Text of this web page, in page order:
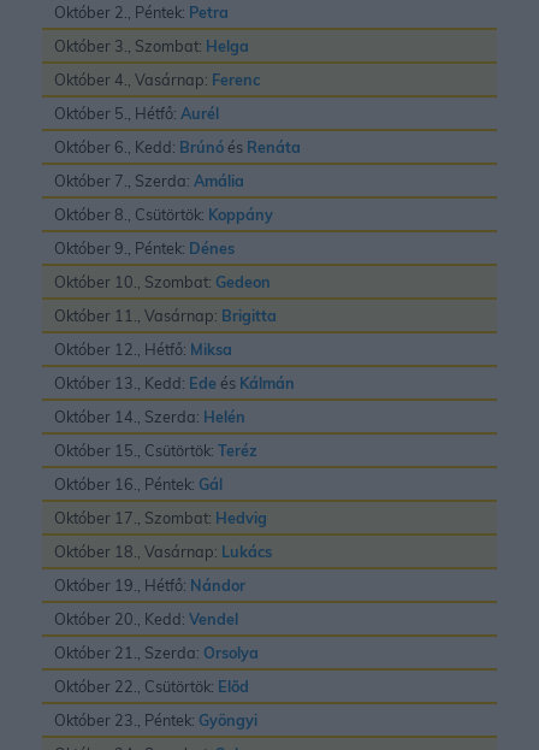
Október 2., Péntek: Petra
Október 3., Szombat: Helga
Október 4., Vasárnap: Ferenc
Október 5., Hétfő: Aurél
Október 6., Kedd: Brúnó és Renáta
Október 7., Szerda: Amália
Október 8., Csütörtök: Koppány
Október 9., Péntek: Dénes
Október 10., Szombat: Gedeon
Október 11., Vasárnap: Brigitta
Október 12., Hétfő: Miksa
Október 13., Kedd: Ede és Kálmán
Október 14., Szerda: Helén
Október 15., Csütörtök: Teréz
Október 16., Péntek: Gál
Október 17., Szombat: Hedvig
Október 18., Vasárnap: Lukács
Október 19., Hétfő: Nándor
Október 20., Kedd: Vendel
Október 21., Szerda: Orsolya
Október 22., Csütörtök: Elõd
Október 23., Péntek: Gyöngyi